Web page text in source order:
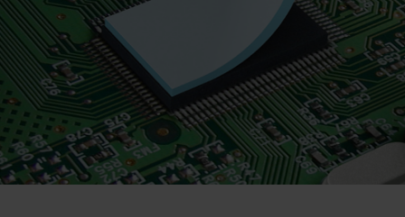
konstant investerer i de nyeste teknologier
BRANCHER
Uanset hvilken branche, assisterer vores eksperter med at
finde den optimale løsning.
MATERIALEVIDEN
Vores ekspertise beror på mange års erfaring med
anvendelse af forskellige materialetyper.
PRODUKTER
INNOVATION
OM DAFA